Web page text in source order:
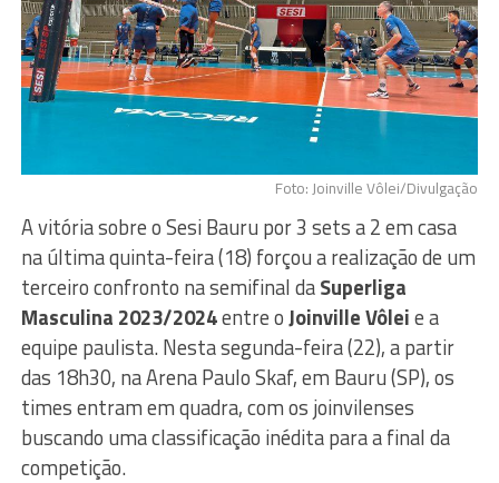
Foto: Joinville Vôlei/Divulgação
A vitória sobre o Sesi Bauru por 3 sets a 2 em casa
na última quinta-feira (18) forçou a realização de um
terceiro confronto na semifinal daSuperliga
Masculina 2023/2024entre oJoinville Vôleie a
equipe paulista. Nesta segunda-feira (22), a partir
das 18h30, na Arena Paulo Skaf, em Bauru (SP), os
times entram em quadra, com os joinvilenses
buscando uma classificação inédita para a final da
competição.